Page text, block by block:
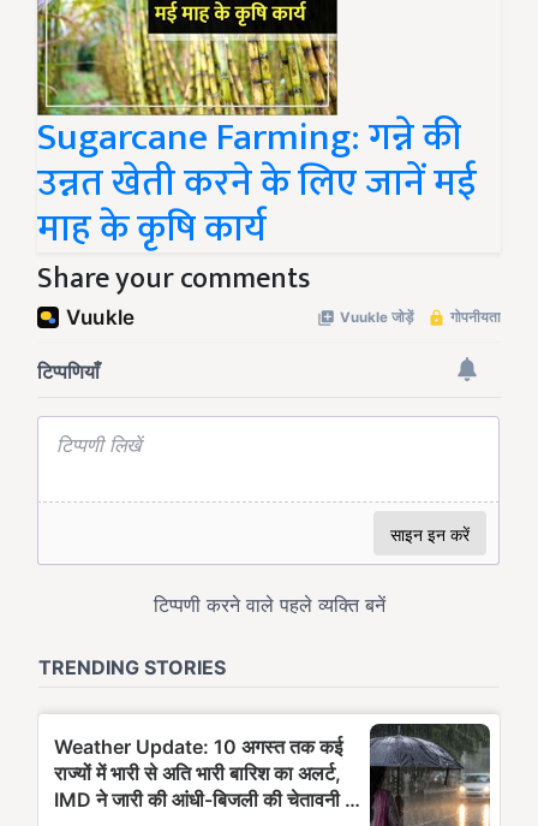
Sugarcane Farming: गन्ने की
उन्नत खेती करने के लिए जानें मई
माह के कृषि कार्य
Share your comments